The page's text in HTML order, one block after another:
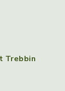
Trebbin